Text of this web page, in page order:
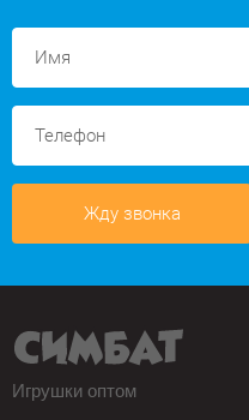
Жду звонка
Игрушки оптом